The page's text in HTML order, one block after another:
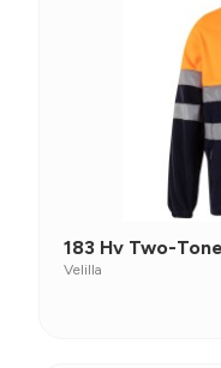
183 Hv Two-
Velilla